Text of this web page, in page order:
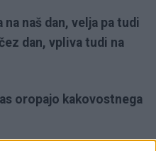
naš dan, velja pa tudi
dan, vpliva tudi na
oropajo kakovostnega